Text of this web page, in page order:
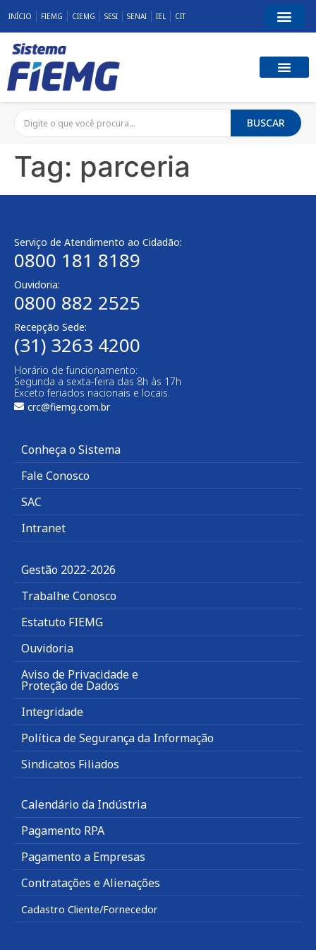
INÍCIO FIEMG CIEMG SESI SENAI IEL CIT
BUSCAR
Tag: parceria
Serviço de Atendimento ao Cidadão:
0800 181 8189
Ouvidoria:
0800 882 2525​
Recepção Sede:
(31) 3263 4200
Horário de funcionamento:
Segunda a sexta-feira das 8h às 17h
Exceto feriados nacionais e locais.
crc@fiemg.com.br
Conheça o Sistema
Fale Conosco
SAC
Intranet
Gestão 2022-2026
Trabalhe Conosco
Estatuto FIEMG
Ouvidoria
Aviso de Privacidade e
Proteção de Dados
Integridade
Política de Segurança da Informação
Sindicatos Filiados
Calendário da Indústria
Pagamento RPA
Pagamento a Empresas
Contratações e Alienações
Cadastro Cliente/Fornecedor